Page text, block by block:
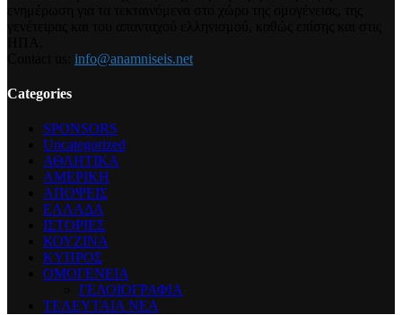
info@anamniseis.net
Categories
SPONSORS
Uncategorized
ΑΘΛΗΤΙΚΑ
ΑΜΕΡΙΚΗ
ΑΠΟΨΕΙΣ
ΕΛΛΑΔΑ
ΙΣΤΟΡΙΕΣ
ΚΟΥΖΙΝΑ
ΚΥΠΡΟΣ
ΟΜΟΓΕΝΕΙΑ
ΓΕΛΟΙΟΓΡΑΦΙΑ
ΤΕΛΕΥΤΑΙΑ ΝΕΑ